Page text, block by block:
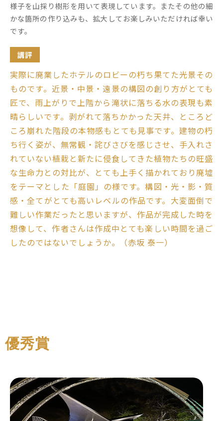
様子を山採り樹形を用いて表現しています。またその他の細
かな箇所の作り込みも、拡大してお楽しみいただければ幸い
です。
講評
実際に廃業したホテルのロビーの朽ち果てた光景その
ものです。近景・中景・遠景の構図の創り方がとても
匠で、雨上がりで上階から滝状に落ちる水の表現も素
晴らしいです。剥がれて落ちかかった天井、ところど
ころ崩れた階段の本物感もとても見事です。建物の朽
ち行く姿が、無常観・詫びさびを感じさせ、手入れさ
れていない植栽と新たに侵食してきた植物たちの旺盛
な生命力との対比が、とても上手く描かれており廃墟
をテーマとした「庭園」の様です。構図・光・影・質
感・全てがとても高いレベルの作品です。大変面倒で
難しい作業だったと思いますが、作品が完成した時を
想像して、作者さんは作成中とても楽しい時間を過ご
したのではないでしょうか。（赤坂 泰一）
優秀賞